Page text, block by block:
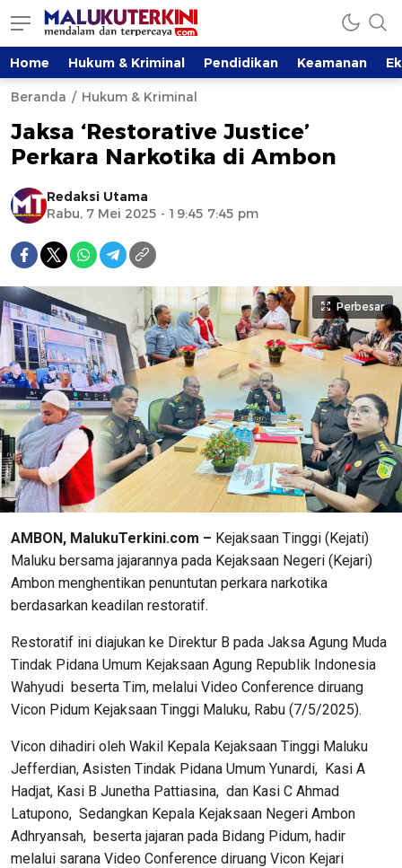
Home Hukum & Kriminal Pendidikan Keamanan
Beranda Hukum & Kriminal
Jaksa ‘Restorative Justice’
Perkara Narkotika di Ambon
Redaksi Utama
Rabu, 7 Mei 2025 - 19:45 7:45 pm
Perbesar
AMBON, MalukuTerkini.com – Kejaksaan Tinggi (Kejati)
Maluku bersama jajarannya pada Kejaksaan Negeri (Kejari)
Ambon menghentikan penuntutan perkara narkotika
berdasarkan keadilan restoratif.
Restoratif ini diajukan ke Direktur B pada Jaksa Agung Muda
Tindak Pidana Umum Kejaksaan Agung Republik Indonesia
Wahyudi beserta Tim, melalui Video Conference diruang
Vicon Pidum Kejaksaan Tinggi Maluku, Rabu (7/5/2025).
Vicon dihadiri oleh Wakil Kepala Kejaksaan Tinggi Maluku
Jefferdian, Asisten Tindak Pidana Umum Yunardi, Kasi A
Hadjat, Kasi B Junetha Pattiasina, dan Kasi C Ahmad
Latupono, Sedangkan Kepala Kejaksaan Negeri Ambon
Adhryansah, beserta jajaran pada Bidang Pidum, hadir
melalui sarana Video Conference diruang Vicon Kejari